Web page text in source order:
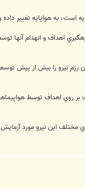
به هواپايه تغيير داده
اهداف و انهدام آنها
نيرو را بيش از پيش
روي اهداف توسط
اين نيرو مورد آزمايش